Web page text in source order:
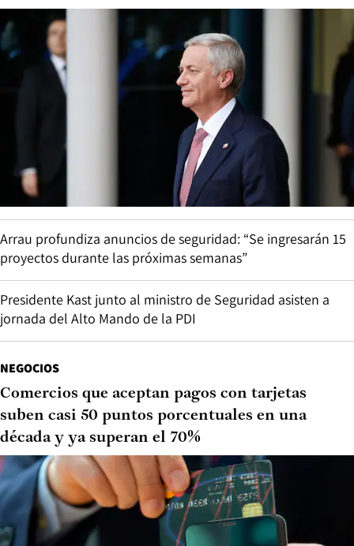
Arrau profundiza anuncios de seguridad: “Se ingresarán 15
proyectos durante las próximas semanas”
Presidente Kast junto al ministro de Seguridad asisten a
jornada del Alto Mando de la PDI
NEGOCIOS
Comercios que aceptan pagos con tarjetas
suben casi 50 puntos porcentuales en una
década y ya superan el 70%